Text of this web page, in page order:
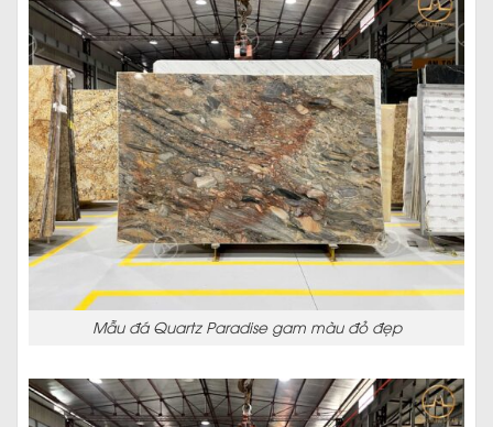
Mẫu đá Quartz Paradise gam màu đỏ đẹp